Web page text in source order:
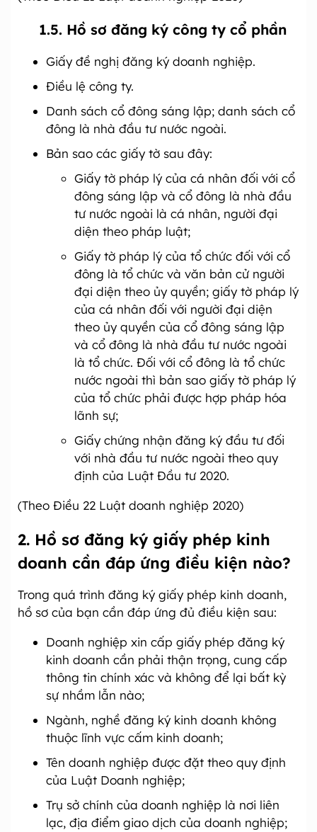
1.5. Hồ sơ đăng ký công ty cổ phần
Giấy đề nghị đăng ký doanh nghiệp.
Điều lệ công ty.
Danh sách cổ đông sáng lập; danh sách cổ
đông là nhà đầu tư nước ngoài.
Bản sao các giấy tờ sau đây:
Giấy tờ pháp lý của cá nhân đối với cổ
đông sáng lập và cổ đông là nhà đầu
tư nước ngoài là cá nhân, người đại
diện theo pháp luật;
Giấy tờ pháp lý của tổ chức đối với cổ
đông là tổ chức và văn bản cử người
đại diện theo ủy quyền; giấy tờ pháp lý
của cá nhân đối với người đại diện
theo ủy quyền của cổ đông sáng lập
và cổ đông là nhà đầu tư nước ngoài
là tổ chức. Đối với cổ đông là tổ chức
nước ngoài thì bản sao giấy tờ pháp lý
của tổ chức phải được hợp pháp hóa
lãnh sự;
Giấy chứng nhận đăng ký đầu tư đối
với nhà đầu tư nước ngoài theo quy
định của Luật Đầu tư 2020.
(Theo Điều 22 Luật doanh nghiệp 2020)
2. Hồ sơ đăng ký giấy phép kinh
doanh cần đáp ứng điều kiện nào?
Trong quá trình đăng ký giấy phép kinh doanh,
hồ sơ của bạn cần đáp ứng đủ điều kiện sau:
Doanh nghiệp xin cấp giấy phép đăng ký
kinh doanh cần phải thận trọng, cung cấp
thông tin chính xác và không để lại bất kỳ
sự nhầm lẫn nào;
Ngành, nghề đăng ký kinh doanh không
thuộc lĩnh vực cấm kinh doanh;
Tên doanh nghiệp được đặt theo quy định
của Luật Doanh nghiệp;
Trụ sở chính của doanh nghiệp là nơi liên
lạc, địa điểm giao dịch của doanh nghiệp;